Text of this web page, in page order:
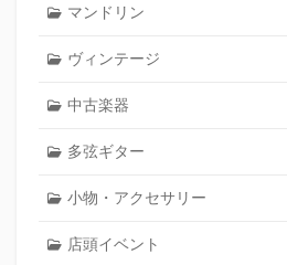
マンドリン
ヴィンテージ
中古楽器
多弦ギター
小物・アクセサリー
店頭イベント